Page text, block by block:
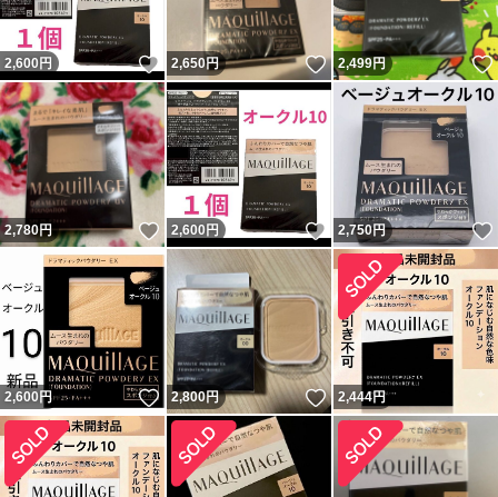
2,600 円 いいね！
2,650円 いいね！
2,499円
2,780円 いいね！
2,600 円 いいね！
2,750円
2,600 円 いいね！
2,800円 いいね！
2,444円